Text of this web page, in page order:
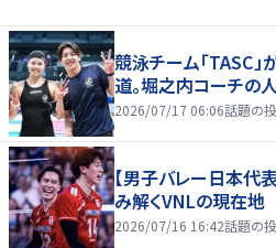
競泳チーム「TASC
道。堀之内コーチの
2026/07/17 06:06話題の
【男子バレー日本代
み解くVNLの現在地
2026/07/16 16:42話題の